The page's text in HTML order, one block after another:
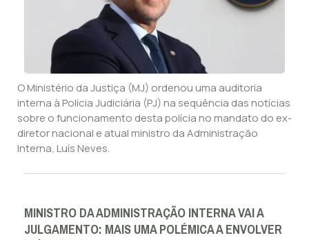
O Ministério da Justiça (MJ) ordenou uma auditoria
interna à Polícia Judiciária (PJ) na sequência das notícias
sobre o funcionamento desta polícia no mandato do ex-
diretor nacional e atual ministro da Administração
Interna, Luís Neves.
MINISTRO DA ADMINISTRAÇÃO INTERNA VAI A
JULGAMENTO: MAIS UMA POLÉMICA A ENVOLVER